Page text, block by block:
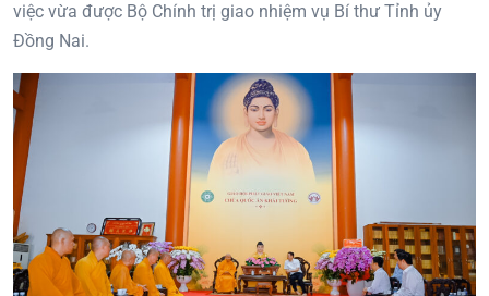
việc vừa được Bộ Chính trị giao nhiệm vụ Bí thư Tỉnh ủy
Đồng Nai.